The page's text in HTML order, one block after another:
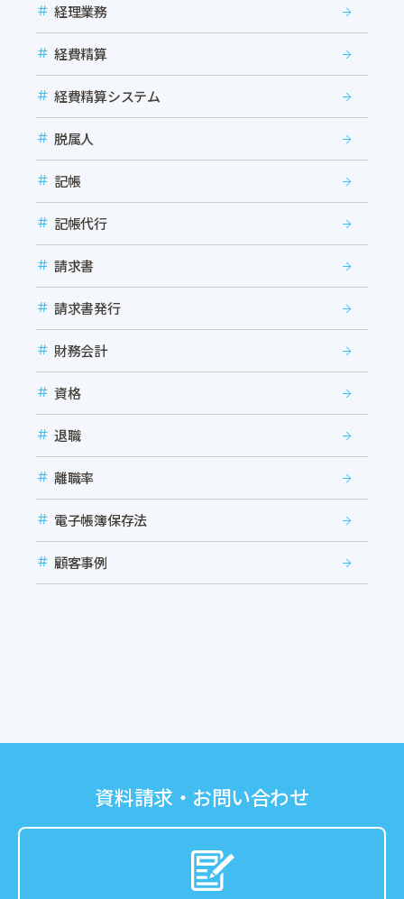
経理業務
経費精算
経費精算システム
脱属人
記帳
記帳代行
請求書
請求書発行
財務会計
資格
退職
離職率
電子帳簿保存法
顧客事例
資料請求・お問い合わせ